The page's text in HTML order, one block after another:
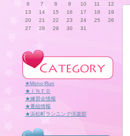
6
7 8 9 10 11
12
13
14 15 16 17 18
19
20
21 22 23 24 25
26
27
28 29 30 31
★Mono-Run
★ＩＮＦＯ
★練習会情報
★番組情報
★浜松町ランニング倶楽部